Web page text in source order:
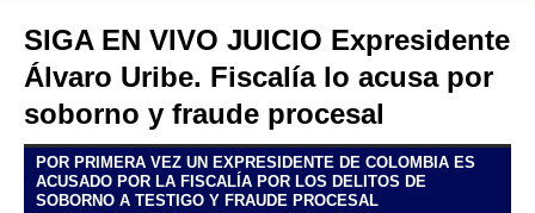
SIGA EN VIVO JUICIO Expresidente
Álvaro Uribe. Fiscalía lo acusa por
soborno y fraude procesal
POR PRIMERA VEZ UN EXPRESIDENTE DE COLOMBIA ES
ACUSADO POR LA FISCALÍA POR LOS DELITOS DE
SOBORNO A TESTIGO Y FRAUDE PROCESAL